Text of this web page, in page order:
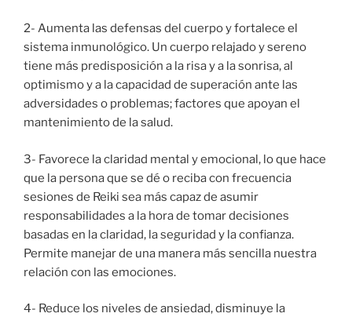
2- Aumenta las defensas del cuerpo y fortalece el
sistema inmunológico. Un cuerpo relajado y sereno
tiene más predisposición a la risa y a la sonrisa, al
optimismo y a la capacidad de superación ante las
adversidades o problemas; factores que apoyan el
mantenimiento de la salud.
3- Favorece la claridad mental y emocional, lo que hace
que la persona que se dé o reciba con frecuencia
sesiones de Reiki sea más capaz de asumir
responsabilidades a la hora de tomar decisiones
basadas en la claridad, la seguridad y la confianza.
Permite manejar de una manera más sencilla nuestra
relación con las emociones.
4- Reduce los niveles de ansiedad, disminuye la